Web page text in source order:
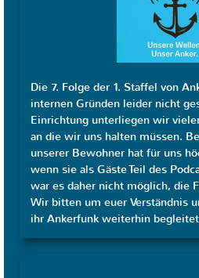
Die 7. Folge der 1. Staffel von
internen Gründen leider nicht
Einrichtung unterliegen wir
an die wir uns halten müssen.
unserer Bewohner hat für uns
wenn sie als Gäste Teil des
war es daher nicht möglich, die
Wir bitten um euer Verständnis
ihr Ankerfunk weiterhin